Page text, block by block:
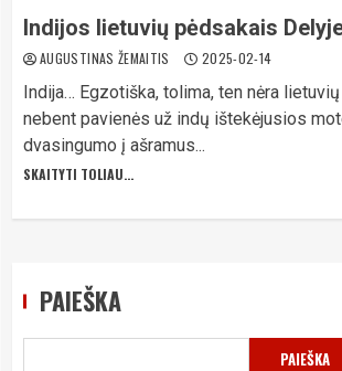
Indijos lietuvių pėdsakais
AUGUSTINAS ŽEMAITIS 2025-02-14
Indija… Egzotiška, tolima, ten nėra
nebent pavienės už indų ištekėjusios
dvasingumo į ašramus...
SKAITYTI TOLIAU...
PAIEŠKA
PAIEŠKA